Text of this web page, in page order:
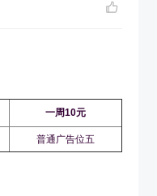
一周10元
普通广告位五